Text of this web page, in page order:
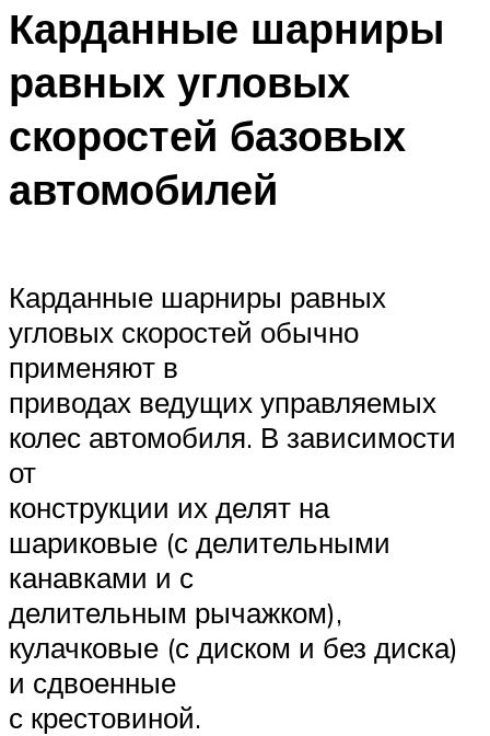
Карданные шарниры
равных угловых
скоростей базовых
автомобилей
Карданные шарниры равных
угловых скоростей обычно
применяют в
приводах ведущих управляемых
колес автомобиля. В зависимости
от
конструкции их делят на
шариковые (с делительными
канавками и с
делительным рычажком),
кулачковые (с диском и без диска)
и сдвоенные
с крестовиной.